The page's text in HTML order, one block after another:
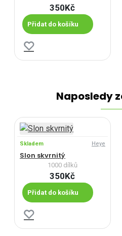
350Kč
Přidat do košíku
Naposledy
Skladem Heye
Slon skvrnitý
1000 dílků
350Kč
Přidat do košíku